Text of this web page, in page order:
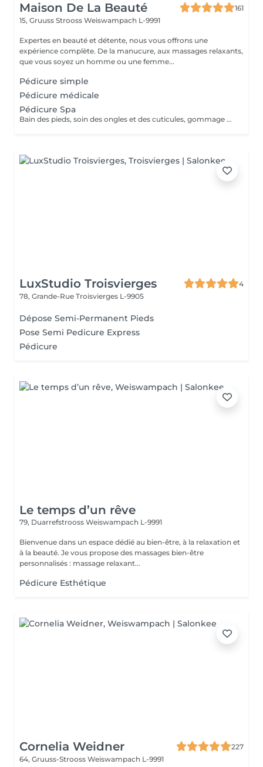
Maison De La Beauté
161
15, Gruuss Strooss Weiswampach L-9991
Expertes en beauté et détente, nous vous offrons une
expérience complète. De la manucure, aux massages relaxants,
que vous soyez un homme ou une femme...
Pédicure simple
Pédicure médicale
Pédicure Spa
Bain des pieds, soin des ongles et des cuticules, gommage et massage
LuxStudio Troisvierges
4
78, Grande-Rue Troisvierges L-9905
Dépose Semi-Permanent Pieds
Pose Semi Pedicure Express
Pédicure
Le temps d’un rêve
79, Duarrefstrooss Weiswampach L-9991
Bienvenue dans un espace dédié au bien-être, à la relaxation et
à la beauté. Je vous propose des massages bien-être
personnalisés : massage relaxant...
Pédicure Esthétique
Cornelia Weidner
227
64, Gruuss-Strooss Weiswampach L-9991